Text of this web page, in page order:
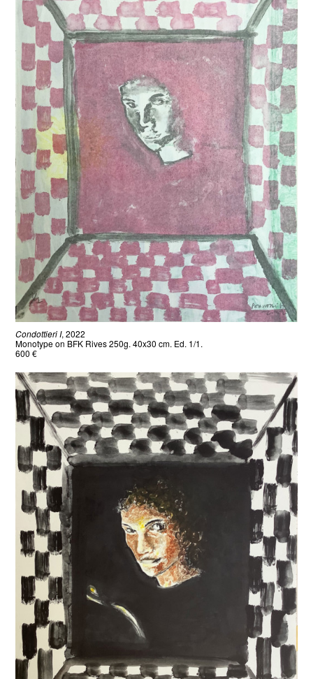
Condottieri I, 2022
Monotype on BFK Rives 250g. 40x30 cm. Ed. 1/1.
600 €